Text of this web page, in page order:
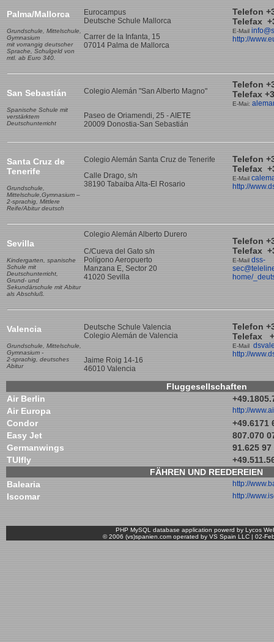
Palma/Mallorca
Grundschule, Mittelschule,
Gymnasium
mit vorrangig deutscher
Sprache, Schulgeld von
mtl. ab Euro 340.
Eurocampus
Deutsche Schule Mallorca
Carrer de la Infanta, 15
07014 Palma de Mallorca
Telefon
Telefax
E-Mail
http://
San Sebastián
Spanische Schule mit
verstärktem
Deutschunterricht
Colegio Alemán "San Alberto Magno"
Paseo de Oriamendi, 25 - AIETE
20009 Donostia-San Sebastián
Telefon
Telefax
E-Mai:
Santa Cruz de
Tenerife
Grundschule,
Mittelschule,Gymnasium –
2-sprachig, Mittlere
Reife/Abitur deutsch
Colegio Alemán Santa Cruz de Tenerife
Calle Drago, s/n
38190 Tabaiba Alta-El Rosario
Telefon
Telefax
E-Mail
http://
Sevilla
Kindergarten, spanische
Schule mit
Deutschunterricht,
Grund- und
Sekundärschule mit Abitur
als Abschluß.
Colegio Alemán Alberto Durero
C/Cueva del Gato s/n
Polígono Aeropuerto
Manzana E, Sector 20
41020 Sevilla
Telefon
Telefax
E-Mail dss-
home/
Valencia
Grundschule, Mittelschule,
Gymnasium -
2-sprachig, deutsches
Abitur
Deutsche Schule Valencia
Colegio Alemán de Valencia
Jaime Roig 14-16
46010 Valencia
Telefon
Telefax
E-Mail
http://
Fluggesellschaften
Air Berlin
Air Europa
http://
Condor
+49.6171
Easy Jet
807.070
Germanwings
91.625 97
TUIfly
FÄHREN UND REEDEREIEN
Balearia
http://
Iscomar http://
PHP MySQL database application powerd by Lycos
© 2006 (vs)spanien.com operated by VS Spain LLC | 02-